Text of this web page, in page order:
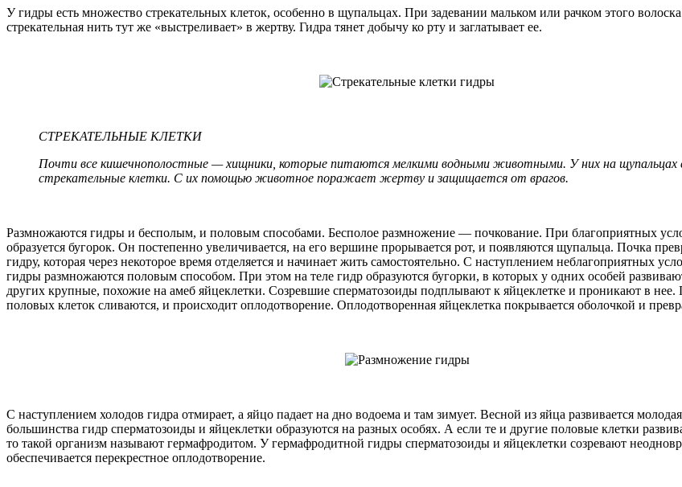
У гидры есть множество стрекательных клеток, особенно в щупальцах. При задевании мальком или рачком этого
стрекательная нить тут же «выстреливает» в жертву. Гидра тянет добычу ко рту и заглатывает ее.
СТРЕКАТЕЛЬНЫЕ КЛЕТКИ
Почти все кишечнополостные — хищники, которые питаются мелкими водными животными. У них на щупальцах
стрекательные клетки. С их помощью животное поражает жертву и защищается от врагов.
Размножаются гидры и бесполым, и половым способами. Бесполое размножение — почкование. При благоприятных
образуется бугорок. Он постепенно увеличивается, на его вершине прорывается рот, и появляются щупальца. Почка
гидру, которая через некоторое время отделяется и начинает жить самостоятельно. С наступлением неблагоприятных
гидры размножаются половым способом. При этом на теле гидр образуются бугорки, в которых у одних особей
других крупные, похожие на амеб яйцеклетки. Созревшие сперматозоиды подплывают к яйцеклетке и проникают в нее.
половых клеток сливаются, и происходит оплодотворение. Оплодотворенная яйцеклетка покрывается оболочкой и
С наступлением холодов гидра отмирает, а яйцо падает на дно водоема и там зимует. Весной из яйца развивается
большинства гидр сперматозоиды и яйцеклетки образуются на разных особях. А если те и другие половые клетки
то такой организм называют гермафродитом. У гермафродитной гидры сперматозоиды и яйцеклетки созревают
обеспечивается перекрестное оплодотворение.